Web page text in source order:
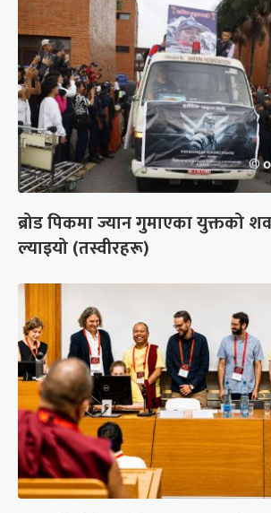
ब्रोड पिकमा ज्यान गुमाएका युक्तको
ल्याइयो (तस्वीरहरू)